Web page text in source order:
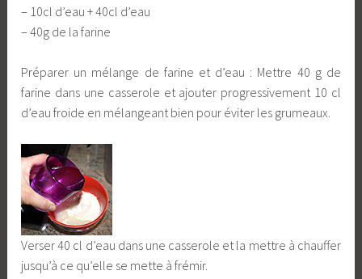
– 10cl d’eau + 40cl d’eau
– 40g de la farine
Préparer un mélange de farine et d’eau : Mettre 40 g de
farine dans une casserole et ajouter progressivement 10 cl
d’eau froide en mélangeant bien pour éviter les grumeaux.
Verser 40 cl d’eau dans une casserole et la mettre à chauffer
jusqu’à ce qu’elle se mette à frémir.